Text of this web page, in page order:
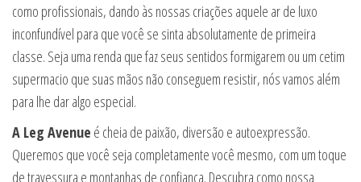
como profissionais, dando às nossas criações aquele ar de luxo
inconfundível para que você se sinta absolutamente de primeira
classe. Seja uma renda que faz seus sentidos formigarem ou um cetim
supermacio que suas mãos não conseguem resistir, nós vamos além
para lhe dar algo especial.
A Leg Avenue é cheia de paixão, diversão e autoexpressão.
Queremos que você seja completamente você mesmo, com um toque
de travessura e montanhas de confiança. Descubra como nossa